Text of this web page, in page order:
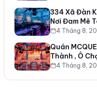
334 Xã Đàn
Nơi Đam Mê
4 Tháng 8,
Quán
Thành , Ô
4 Tháng 8,